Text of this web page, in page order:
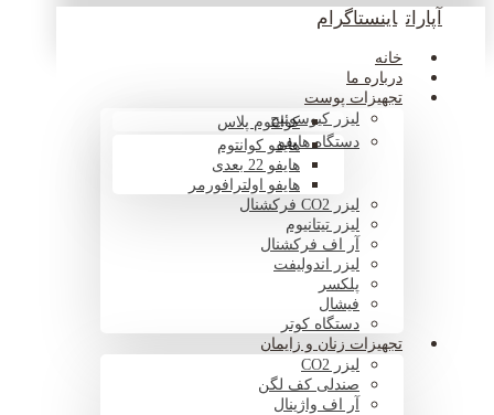
آپارات اینستاگرام
خانه
درباره ما
تجهیزات پوست
لیزر کیوسوئیچکوانتوم پلاس
دستگاه هایفوهایفو کوانتوم
هایفو 22 بعدی
هایفو اولترافورمر
لیزر CO2 فرکشنال
لیزر تیتانیوم
آر اف فرکشنال
لیزر اندولیفت
پلکسر
فیشال
دستگاه کوتر
تجهیزات زنان و زایمان
لیزر CO2
صندلی کف لگن
آر اف واژینال